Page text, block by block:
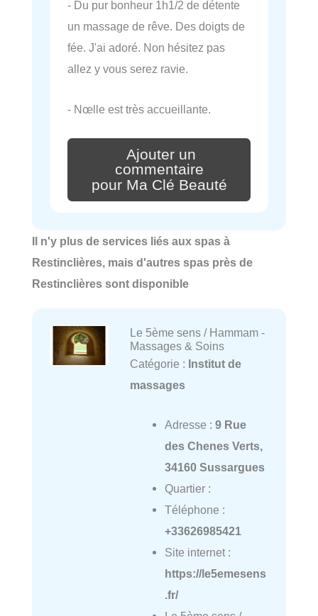
- Du pur bonheur 1h1/2 de détente
un massage de rêve. Des doigts de
fée. J'ai adoré. Non hésitez pas
allez y vous serez ravie.
- Nœlle est très accueillante.
Ajouter un
commentaire
pour Ma Clé Beauté
Il n'y plus de services liés aux spas à
Restinclières, mais d'autres spas près de
Restinclières sont disponible
Le 5ème sens / Hammam -
Massages & Soins
Catégorie : Institut de
massages
Adresse : 9 Rue
des Chenes Verts,
34160 Sussargues
Quartier :
Téléphone :
+33626985421
Site internet :
https://le5emesens
.fr/